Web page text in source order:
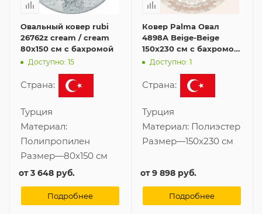
Овальный ковер rubi
26762z cream / cream
80x150 см с бахромой
Доступно: 15
Страна:
Турция
Материал:
Полипропилен
Размер—80x150 см
от3 648 руб.
Подробнее
Ковер Palma Овал
4898A Beige-Beige
150x230 см с бахромой
в форме овала
Доступно: 1
Страна:
Турция
Материал: Полиэстер
Размер—150x230 см
от9 898 руб.
Подробнее